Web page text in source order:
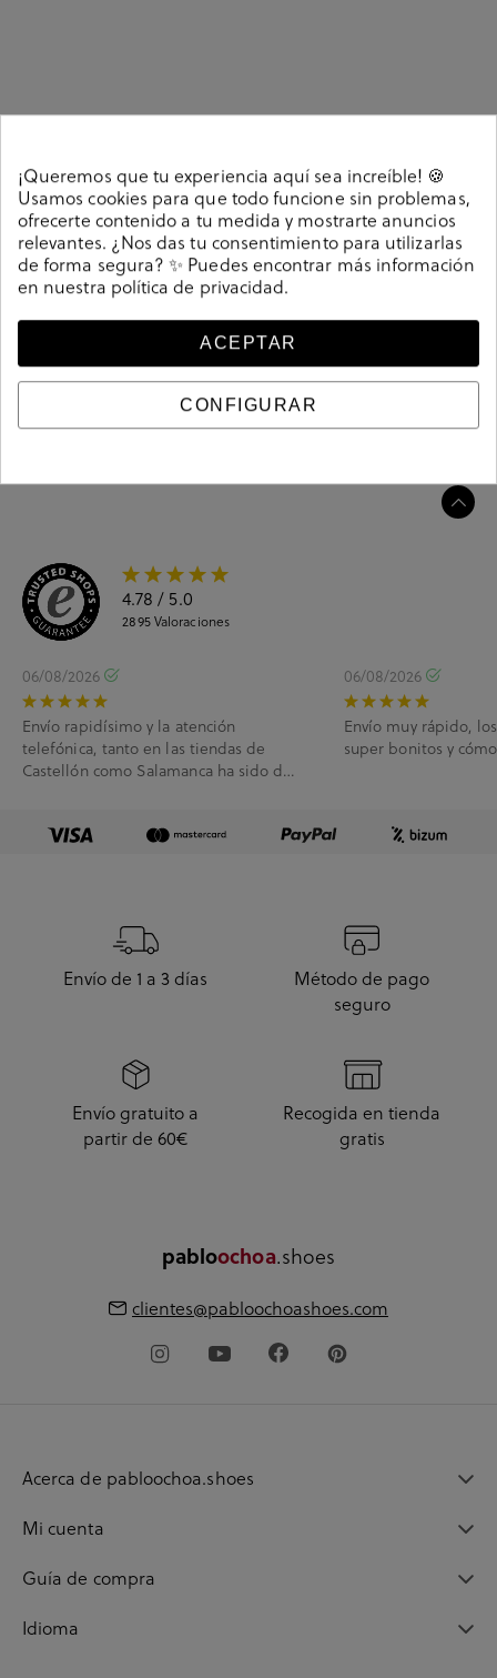
Camiseta de señora bloom&you B&Y T-SHIRT en
turquesa. . Hecho en Europa.
Referencia211402
Ciudados y limpieza
4.78 / 5.0
2895Valoraciones
06/08/2026
Envío rapidísimo y la atención
telefónica, tanto en las tiendas de
Castellón como Salamanca ha sido de
06/08/2026
Envío muy rápido,
super bonitos y
Envío de 1 a 3 días
Método de pago
seguro
Envío gratuito a
partir de 60€
Recogida en tienda
gratis
pabloochoa.shoes
clientes@pabloochoashoes.com
Acerca de pabloochoa.shoes
Mi cuenta
Guía de compra
Idioma
¡Queremos que tu experiencia aquí sea increíble! 🍪
Usamos cookies para que todo funcione sin problemas,
ofrecerte contenido a tu medida y mostrarte anuncios
relevantes. ¿Nos das tu consentimiento para utilizarlas
de forma segura? ✨ Puedes encontrar más información
en nuestra política de privacidad.
ACEPTAR
CONFIGURAR